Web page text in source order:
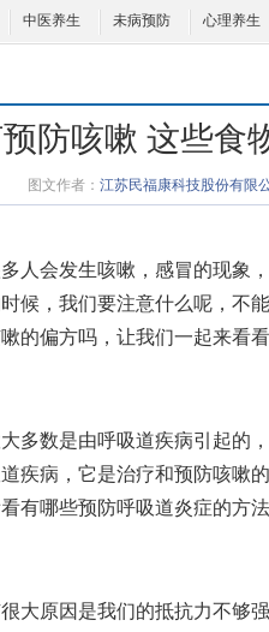
中医养生 未病预防 心理养生
防咳嗽 这些食
图文作者： 江苏民福康科技股份有限
会发生咳嗽，感冒的现象，
候，我们要注意什么呢，不
的偏方吗，让我们一起来看看
数是由呼吸道疾病引起的，
疾病，它是治疗和预防咳嗽
有哪些预防呼吸道炎症的方法
原因是我们的抵抗力不够